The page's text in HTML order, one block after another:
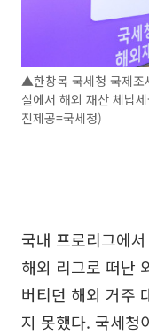
▲한창목 국세청 국제조
실에서 해외 재산 체납
진제공=국세청)
국내 프로리그에
해외 리그로 떠난
버티던 해외 거주
지 못했다. 국세청